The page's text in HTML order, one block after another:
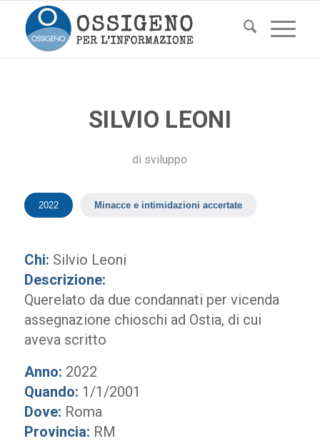
SILVIO LEONI
di sviluppo
2022 Minacce e intimidazioni accertate
Chi: Silvio Leoni
Descrizione:
Querelato da due condannati per vicenda
assegnazione chioschi ad Ostia, di cui
aveva scritto
Anno: 2022
Quando: 1/1/2001
Dove: Roma
Provincia: RM